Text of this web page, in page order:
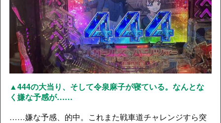
▲444の大当り、そして令泉麻子が寝ている。なんとな
く嫌な予感が……
……嫌な予感、的中。これまた戦車道チャレンジすら突